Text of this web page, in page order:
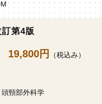
第4版
19,800円
（税込み）
頸部外科学